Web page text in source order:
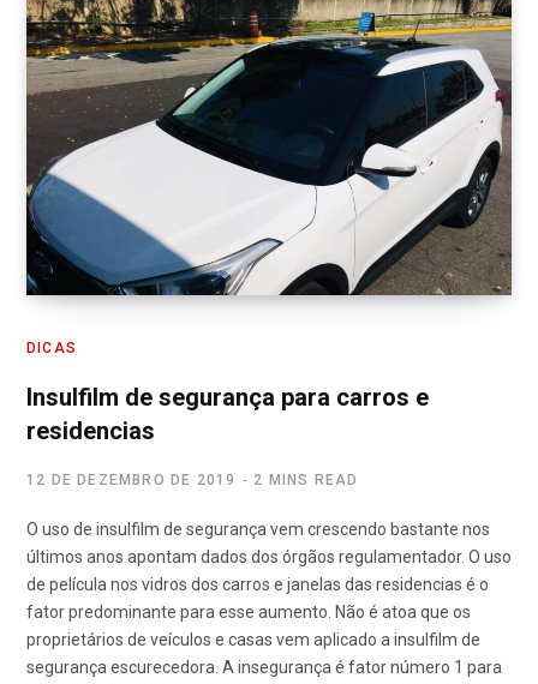
DICAS
Insulfilm de segurança para carros e
residencias
12 DE DEZEMBRO DE 2019 2 MINS READ
O uso de insulfilm de segurança vem crescendo bastante nos
últimos anos apontam dados dos órgãos regulamentador. O uso
de película nos vidros dos carros e janelas das residencias é o
fator predominante para esse aumento. Não é atoa que os
proprietários de veículos e casas vem aplicado a insulfilm de
segurança escurecedora. A insegurança é fator número 1 para